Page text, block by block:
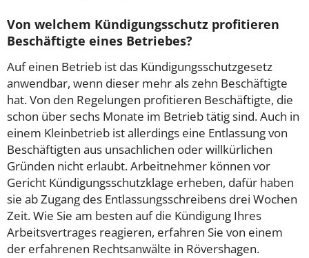
Von welchem Kündigungsschutz profitieren
Beschäftigte eines Betriebes?
Auf einen Betrieb ist das Kündigungsschutzgesetz
anwendbar, wenn dieser mehr als zehn Beschäftigte
hat. Von den Regelungen profitieren Beschäftigte, die
schon über sechs Monate im Betrieb tätig sind. Auch in
einem Kleinbetrieb ist allerdings eine Entlassung von
Beschäftigten aus unsachlichen oder willkürlichen
Gründen nicht erlaubt. Arbeitnehmer können vor
Gericht Kündigungsschutzklage erheben, dafür haben
sie ab Zugang des Entlassungsschreibens drei Wochen
Zeit. Wie Sie am besten auf die Kündigung Ihres
Arbeitsvertrages reagieren, erfahren Sie von einem
der erfahrenen Rechtsanwälte in Rövershagen.